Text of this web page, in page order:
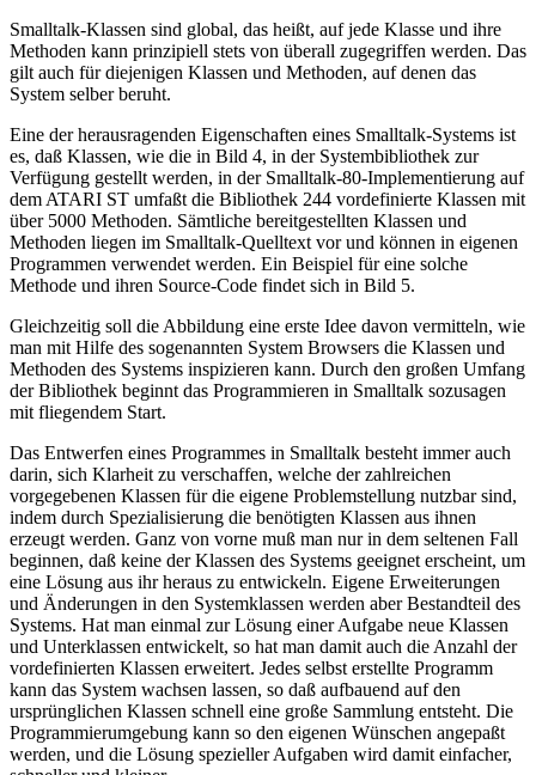
Smalltalk-Klassen sind global, das heißt, auf jede Klasse und ihre
Methoden kann prinzipiell stets von überall zugegriffen werden. Das
gilt auch für diejenigen Klassen und Methoden, auf denen das
System selber beruht.
Eine der herausragenden Eigenschaften eines Smalltalk-Systems ist
es, daß Klassen, wie die in Bild 4, in der Systembibliothek zur
Verfügung gestellt werden, in der Smalltalk-80-Implementierung auf
dem ATARI ST umfaßt die Bibliothek 244 vordefinierte Klassen mit
über 5000 Methoden. Sämtliche bereitgestellten Klassen und
Methoden liegen im Smalltalk-Quelltext vor und können in eigenen
Programmen verwendet werden. Ein Beispiel für eine solche
Methode und ihren Source-Code findet sich in Bild 5.
Gleichzeitig soll die Abbildung eine erste Idee davon vermitteln, wie
man mit Hilfe des sogenannten System Browsers die Klassen und
Methoden des Systems inspizieren kann. Durch den großen Umfang
der Bibliothek beginnt das Programmieren in Smalltalk sozusagen
mit fliegendem Start.
Das Entwerfen eines Programmes in Smalltalk besteht immer auch
darin, sich Klarheit zu verschaffen, welche der zahlreichen
vorgegebenen Klassen für die eigene Problemstellung nutzbar sind,
indem durch Spezialisierung die benötigten Klassen aus ihnen
erzeugt werden. Ganz von vorne muß man nur in dem seltenen Fall
beginnen, daß keine der Klassen des Systems geeignet erscheint, um
eine Lösung aus ihr heraus zu entwickeln. Eigene Erweiterungen
und Änderungen in den Systemklassen werden aber Bestandteil des
Systems. Hat man einmal zur Lösung einer Aufgabe neue Klassen
und Unterklassen entwickelt, so hat man damit auch die Anzahl der
vordefinierten Klassen erweitert. Jedes selbst erstellte Programm
kann das System wachsen lassen, so daß aufbauend auf den
ursprünglichen Klassen schnell eine große Sammlung entsteht. Die
Programmierumgebung kann so den eigenen Wünschen angepaßt
werden, und die Lösung spezieller Aufgaben wird damit einfacher,